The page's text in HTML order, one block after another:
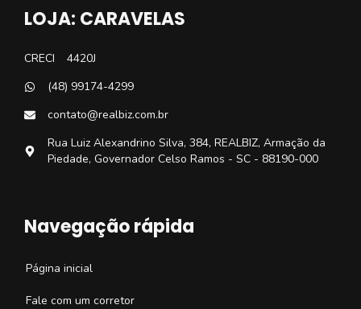
LOJA: CARAVELAS
CRECI
4420J
(48) 99174-4299
contato@realbiz.com.br
Rua Luiz Alexandrino Silva, 384, REALBIZ, Armação da
Piedade, Governador Celso Ramos - SC - 88190-000
Navegação rápida
Página inicial
Fale com um corretor